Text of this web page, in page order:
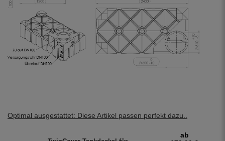
Optimal ausgestattet: Diese Artikel passen perfekt dazu..
ab